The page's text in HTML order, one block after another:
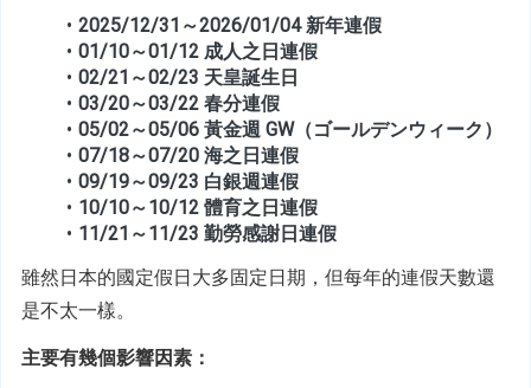
2025/12/31～2026/01/04 新年連假
01/10～01/12 成人之日連假
02/21～02/23 天皇誕生日
03/20～03/22 春分連假
05/02～05/06 黃金週 GW（ゴールデンウィーク）
07/18～07/20 海之日連假
09/19～09/23 白銀週連假
10/10～10/12 體育之日連假
11/21～11/23 勤勞感謝日連假
雖然日本的國定假日大多固定日期，但每年的連假天數還
是不太一樣。
主要有幾個影響因素：